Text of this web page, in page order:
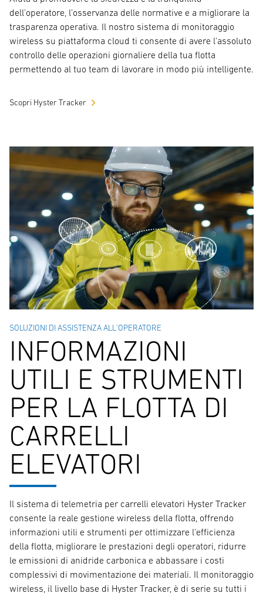
dell'operatore, l’osservanza delle normative e a migliorare la
trasparenza operativa. Il nostro sistema di monitoraggio
wireless su piattaforma cloud ti consente di avere l'assoluto
controllo delle operazioni giornaliere della tua flotta
permettendo al tuo team di lavorare in modo più intelligente.
Scopri Hyster Tracker
SOLUZIONI DI ASSISTENZA ALL'OPERATORE
INFORMAZIONI
UTILI E STRUMENTI
PER LA FLOTTA DI
CARRELLI
ELEVATORI
Il sistema di telemetria per carrelli elevatori Hyster Tracker
consente la reale gestione wireless della flotta, offrendo
informazioni utili e strumenti per ottimizzare l'efficienza
della flotta, migliorare le prestazioni degli operatori, ridurre
le emissioni di anidride carbonica e abbassare i costi
complessivi di movimentazione dei materiali. Il monitoraggio
wireless, il livello base di Hyster Tracker, è di serie su tutti i